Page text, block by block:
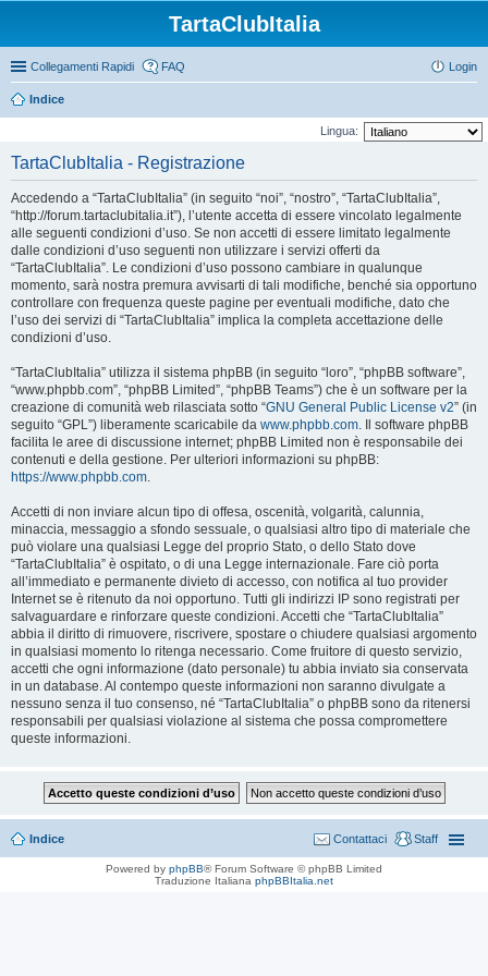
TartaClubItalia
Collegamenti Rapidi FAQ Login
Indice
Lingua:
TartaClubItalia - Registrazione
Accedendo a “TartaClubItalia” (in seguito “noi”, “nostro”, “TartaClubItalia”,
“http://forum.tartaclubitalia.it”), l’utente accetta di essere vincolato legalmente
alle seguenti condizioni d’uso. Se non accetti di essere limitato legalmente
dalle condizioni d’uso seguenti non utilizzare i servizi offerti da
“TartaClubItalia”. Le condizioni d’uso possono cambiare in qualunque
momento, sarà nostra premura avvisarti di tali modifiche, benché sia opportuno
controllare con frequenza queste pagine per eventuali modifiche, dato che
l’uso dei servizi di “TartaClubItalia” implica la completa accettazione delle
condizioni d’uso.
“TartaClubItalia” utilizza il sistema phpBB (in seguito “loro”, “phpBB software”,
“www.phpbb.com”, “phpBB Limited”, “phpBB Teams”) che è un software per la
creazione di comunità web rilasciata sotto “GNU General Public License v2” (in
seguito “GPL”) liberamente scaricabile da www.phpbb.com. Il software phpBB
facilita le aree di discussione internet; phpBB Limited non è responsabile dei
contenuti e della gestione. Per ulteriori informazioni su phpBB:
https://www.phpbb.com.
Accetti di non inviare alcun tipo di offesa, oscenità, volgarità, calunnia,
minaccia, messaggio a sfondo sessuale, o qualsiasi altro tipo di materiale che
può violare una qualsiasi Legge del proprio Stato, o dello Stato dove
“TartaClubItalia” è ospitato, o di una Legge internazionale. Fare ciò porta
all’immediato e permanente divieto di accesso, con notifica al tuo provider
Internet se è ritenuto da noi opportuno. Tutti gli indirizzi IP sono registrati per
salvaguardare e rinforzare queste condizioni. Accetti che “TartaClubItalia”
abbia il diritto di rimuovere, riscrivere, spostare o chiudere qualsiasi argomento
in qualsiasi momento lo ritenga necessario. Come fruitore di questo servizio,
accetti che ogni informazione (dato personale) tu abbia inviato sia conservata
in un database. Al contempo queste informazioni non saranno divulgate a
nessuno senza il tuo consenso, né “TartaClubItalia” o phpBB sono da ritenersi
responsabili per qualsiasi violazione al sistema che possa compromettere
queste informazioni.
Indice Staff
Contattaci
Powered by phpBB® Forum Software © phpBB Limited
Traduzione Italiana phpBBItalia.net